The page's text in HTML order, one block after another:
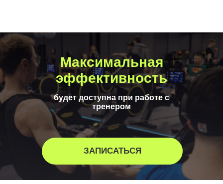
будет доступна при работе с
тренером
Максимальная
эффективность
ЗАПИСАТЬСЯ